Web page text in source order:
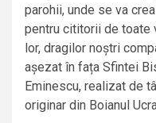
parohii, unde se va
pentru cititorii de toate
lor, dragilor noștri
așezat în fața Sfintei
Eminescu, realizat de
originar din Boianul